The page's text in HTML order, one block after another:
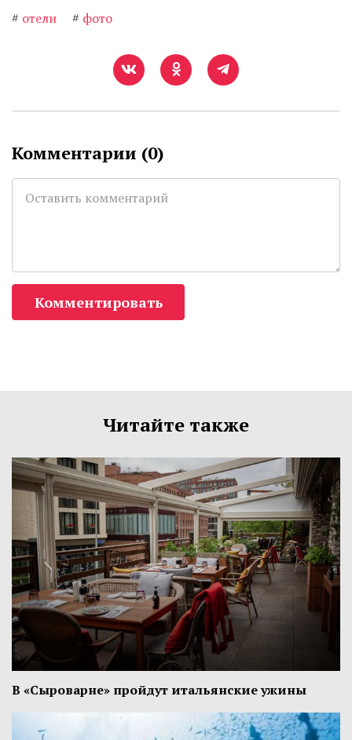
# отели # фото
Комментарии (0)
Комментировать
Читайте также
В «Сыроварне» пройдут итальянские ужины